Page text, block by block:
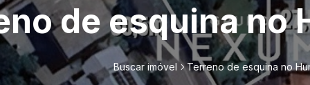
de esquina no
Buscar imóvel Terreno de esquina no